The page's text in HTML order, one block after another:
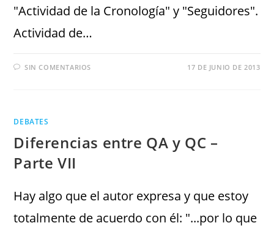
"Actividad de la Cronología" y "Seguidores".
Actividad de…
SIN COMENTARIOS 17 DE JUNIO DE 2013
DEBATES
Diferencias entre QA y QC –
Parte VII
Hay algo que el autor expresa y que estoy
totalmente de acuerdo con él: "...por lo que